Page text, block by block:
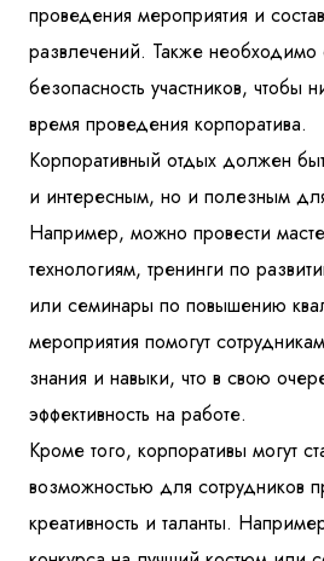
проведения мероприятия и
развлечений. Также необходимо
безопасность участников, чтобы
время проведения корпоратива.
Корпоративный отдых должен
и интересным, но и полезным
Например, можно провести
технологиям, тренинги по
или семинары по повышению
мероприятия помогут
знания и навыки, что в свою
эффективность на работе.
Кроме того, корпоративы могут
возможностью для сотрудников
креативность и таланты.